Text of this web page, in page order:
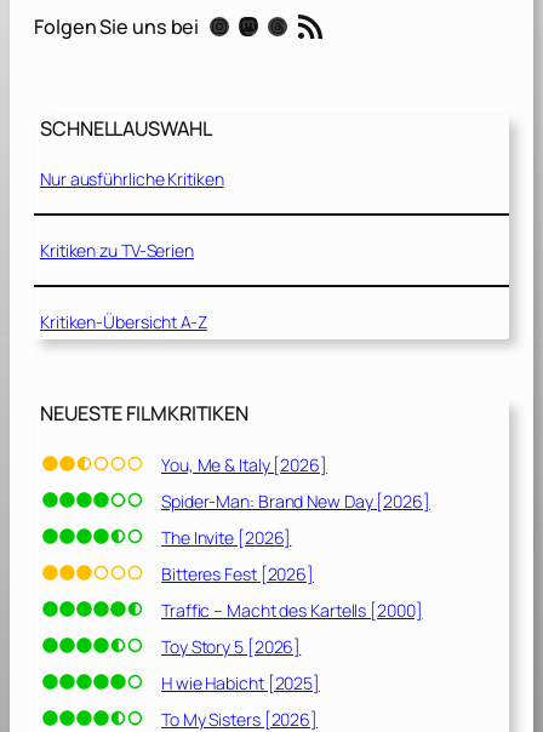
i
g
2
0
1
Folgen Sie uns bei Instagram Mastodon Threads RSS-Feed
SCHNELLAUSWAHL
Nur ausführliche Kritiken
Kritiken zu TV-Serien
Kritiken-Übersicht A-Z
NEUESTE FILMKRITIKEN
You, Me & Italy [2026]
Spider-Man: Brand New Day [2026]
The Invite [2026]
Bitteres Fest [2026]
Traffic – Macht des Kartells [2000]
Toy Story 5 [2026]
H wie Habicht [2025]
To My Sisters [2026]